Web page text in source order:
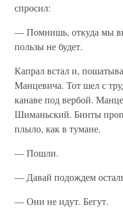
спросил:
— Помнишь, откуда мы
пользы не будет.
Капрал встал и,
Манцевича. Тот шел с
канаве под вербой.
Шиманьский. Бинты
плыло, как в тумане.
— Пошли.
— Давай подождем
— Они не идут. Бегут.